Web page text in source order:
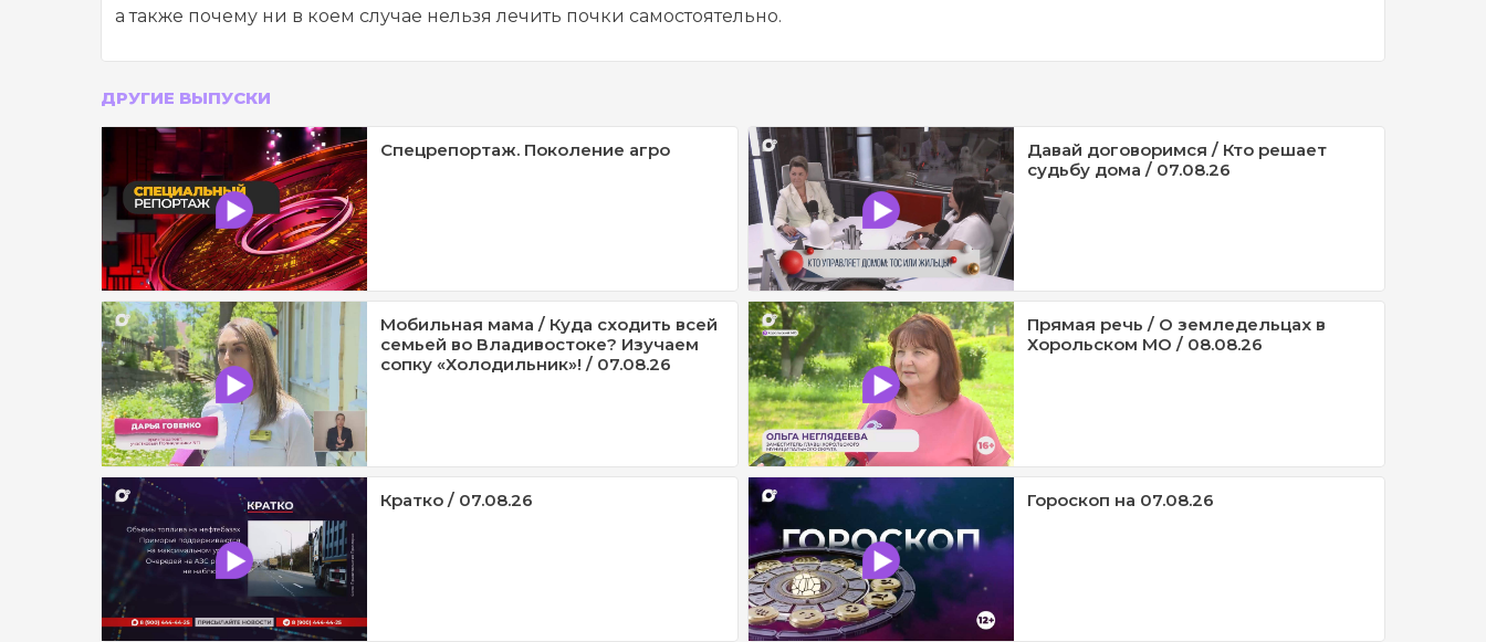
а также почему ни в коем случае нельзя лечить почки самостоятельно.
ДРУГИЕ ВЫПУСКИ
Спецрепортаж. Поколение агро
Давай договоримся / Кто решает
судьбу дома / 07.08.26
Мобильная мама / Куда сходить всей
семьей во Владивостоке? Изучаем
сопку «Холодильник»! / 07.08.26
Прямая речь / О земледельцах в
Хорольском МО / 08.08.26
Кратко / 07.08.26 Гороскоп на 07.08.26